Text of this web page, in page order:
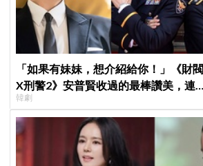
「如果有妹妹，想介紹給你！」《財閥
X刑警2》安普賢收過的最棒讚美，連
哥哥們都認證的好品格～
韓劇